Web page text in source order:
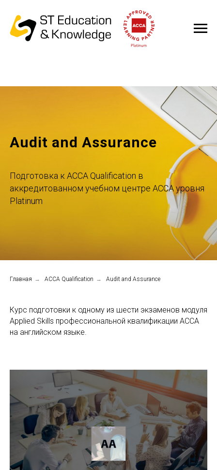
Audit and Assurance
Подготовка к ACCA Qualification в
аккредитованном учебном центре ACCA уровня
Platinum
Главная → ACCA Qualification → Audit and Assurance
Курс подготовки к одному из шести экзаменов модуля
Applied Skills профессиональной квалификации АССА
на английском языке.